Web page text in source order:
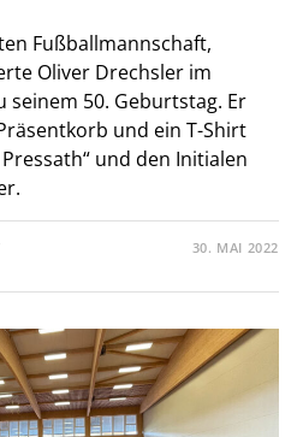
Fußballmannschaft,
Oliver Drechsler im
seinem 50. Geburtstag. Er
und ein T-Shirt
und den Initialen
FÜR
UND
VON
TRAINER
OLIVER
DRECHSLER
30. MAI 2022